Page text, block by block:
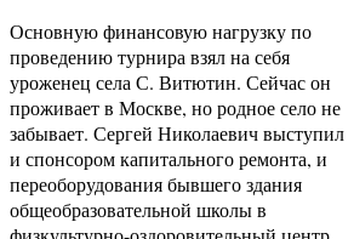
Основную финансовую нагрузку по
проведению турнира взял на себя
уроженец села С. Витютин. Сейчас он
проживает в Москве, но родное село не
забывает. Сергей Николаевич выступил
и спонсором капитального ремонта, и
переоборудования бывшего здания
общеобразовательной школы в